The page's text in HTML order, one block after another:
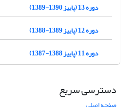
دوره 13 (پاییز 1390-1389)
دوره 12 (پاییز 1389-1388)
دوره 11 (پاییز 1388-1387)
دسترسی سریع